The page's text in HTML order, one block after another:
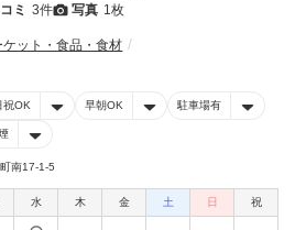
ミ 3件 写真 1枚
ケット・食品・食材
祝OK 早朝OK 駐車場有
南17-1-5
水 木 金 土 日 祝